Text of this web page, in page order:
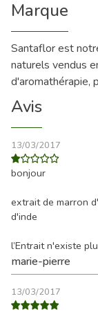
Marque
Santaflor est
naturels vendus
d'aromathérapie,
Avis
13/03/2017
bonjour
extrait de marron
d'inde
l’Entrait n'existe
marie-pierre
13/03/2017